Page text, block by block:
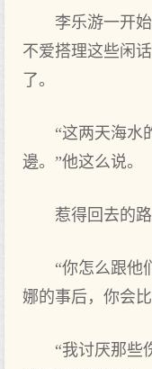
李乐游一开
不爱搭理这些闲
了。
“这两天海水
邊。”他这么说。
惹得回去‌的
“你怎么跟他
娜的事后，你会
“我讨厌那些